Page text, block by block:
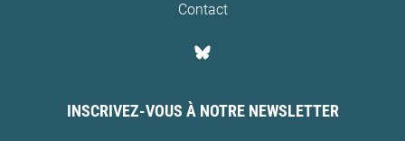
Contact
INSCRIVEZ-VOUS À NOTRE NEWSLETTER